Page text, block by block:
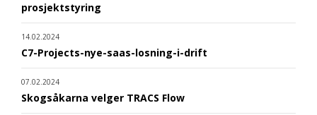
prosjektstyring
14.02.2024
C7-Projects-nye-saas-losning-i-drift
07.02.2024
Skogsåkarna velger TRACS Flow